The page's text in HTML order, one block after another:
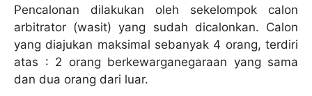
Pencalonan dilakukan oleh sekelompok calon
arbitrator (wasit) yang sudah dicalonkan. Calon
yang diajukan maksimal sebanyak 4 orang, terdiri
atas : 2 orang berkewarganegaraan yang sama
dan dua orang dari luar.